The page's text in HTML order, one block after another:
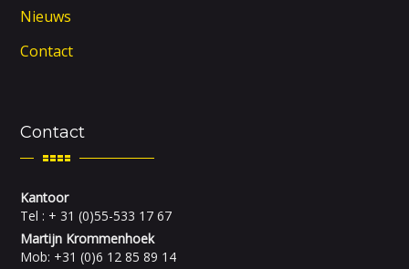
Nieuws
Contact
Contact
Kantoor
Tel : + 31 (0)55-533 17 67
Martijn Krommenhoek
Mob: +31 (0)6 12 85 89 14